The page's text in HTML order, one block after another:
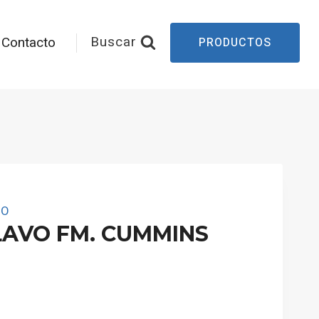
Contacto Buscar PRODUCTOS
FM. CUMMINS